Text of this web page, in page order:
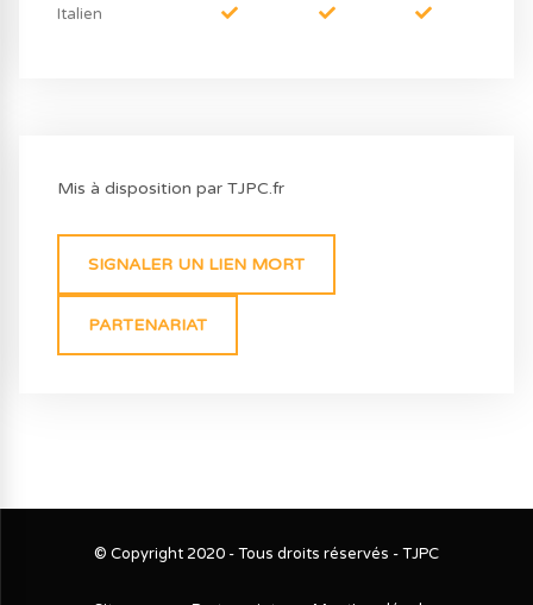
Italien
Mis à disposition par TJPC.fr
SIGNALER UN LIEN MORT
PARTENARIAT
© Copyright 2020 - Tous droits réservés - TJPC